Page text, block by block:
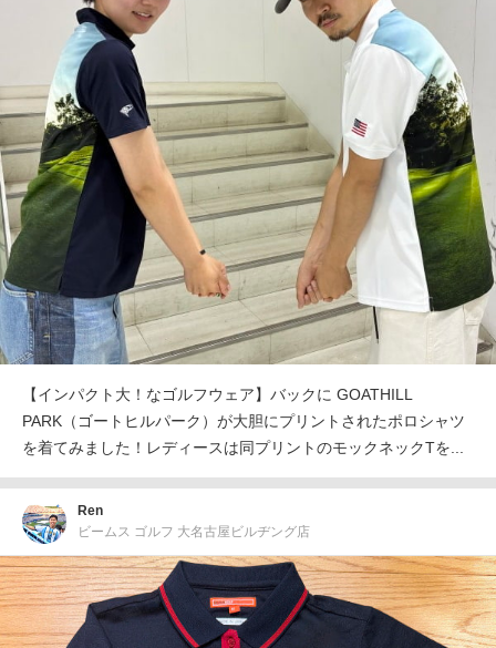
【インパクト大！なゴルフウェア】バックに GOATHILL
PARK（ゴートヒルパーク）が大胆にプリントされたポロシャツ
を着てみました！レディースは同プリントのモックネックTを...
Ren
ビームス ゴルフ 大名古屋ビルヂング店